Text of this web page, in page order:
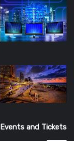
Events and Tickets